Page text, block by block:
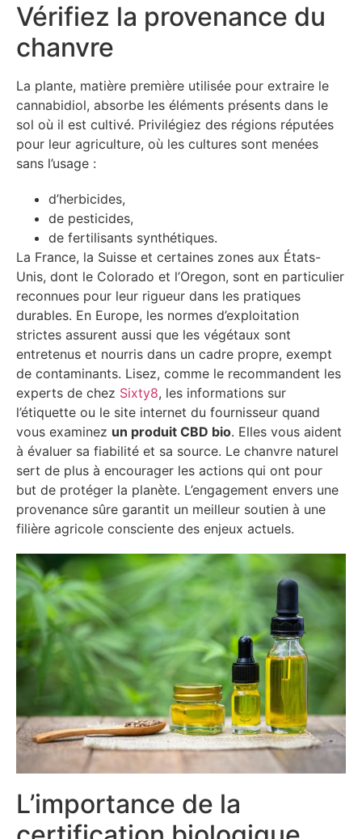
Vérifiez la provenance du
chanvre
La plante, matière première utilisée pour extraire le
cannabidiol, absorbe les éléments présents dans le
sol où il est cultivé. Privilégiez des régions réputées
pour leur agriculture, où les cultures sont menées
sans l’usage :
d’herbicides,
de pesticides,
de fertilisants synthétiques.
La France, la Suisse et certaines zones aux États-
Unis, dont le Colorado et l’Oregon, sont en particulier
reconnues pour leur rigueur dans les pratiques
durables. En Europe, les normes d’exploitation
strictes assurent aussi que les végétaux sont
entretenus et nourris dans un cadre propre, exempt
de contaminants. Lisez, comme le recommandent les
experts de chez Sixty8, les informations sur
l’étiquette ou le site internet du fournisseur quand
vous examinez un produit CBD bio. Elles vous aident
à évaluer sa fiabilité et sa source. Le chanvre naturel
sert de plus à encourager les actions qui ont pour
but de protéger la planète. L’engagement envers une
provenance sûre garantit un meilleur soutien à une
filière agricole consciente des enjeux actuels.
L’importance de la